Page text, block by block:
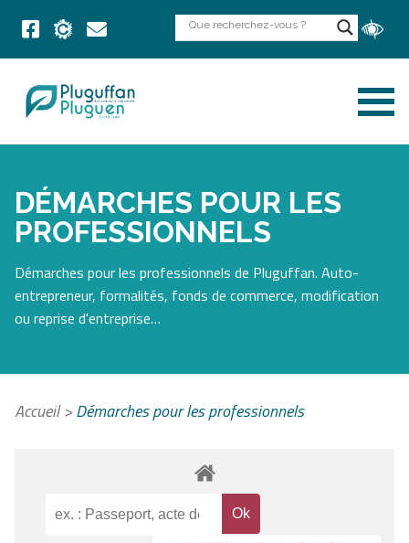
DÉMARCHES POUR LES
PROFESSIONNELS
Démarches pour les professionnels de Pluguffan. Auto-
entrepreneur, formalités, fonds de commerce, modification
ou reprise d'entreprise…
Accueil>Démarches pour les professionnels